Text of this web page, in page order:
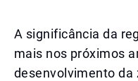
A significância da
mais nos próximos
desenvolvimento da